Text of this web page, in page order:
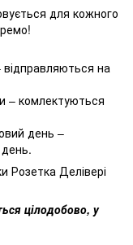
для кожного
на
– комлектуються
день –
Розетка Делівері
цілодобово, у